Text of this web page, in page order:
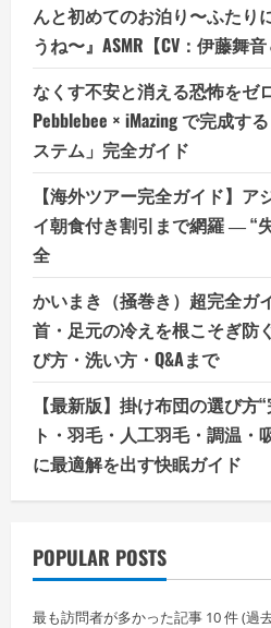
んと初めてのお泊り〜ふたり
うね〜』ASMR【CV：伊藤舞
なくす不安と消える恐怖をゼ
Pebblebee × iMazing で完成す
ステム」完全ガイド
【海外ツアー完全ガイド】ア
イ朝食付き割引まで網羅 ― “
全
かいまき（掻巻き）超完全ガ
首・足元の冷えを根こそぎ防
び方・洗い方・Q&Aまで
【最新版】掛け布団の選び方
ト・羽毛・人工羽毛・調温
に最適解を出す快眠ガイド
POPULAR POSTS
最も訪問者が多かった記事 10 件 (過